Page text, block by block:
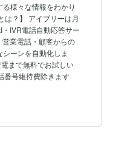
様々な情報をわかり
は？】 アイブリーは月
IVR電話自動応答サー
業電話・顧客からの
ーンを自動化しま
まで無料でお試しい
番号維持費除きます